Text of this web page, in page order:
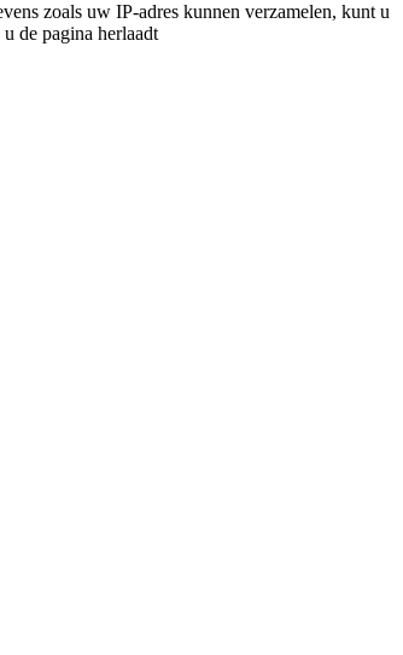
zoals uw IP-adres kunnen verzamelen, kunt u
de pagina herlaadt